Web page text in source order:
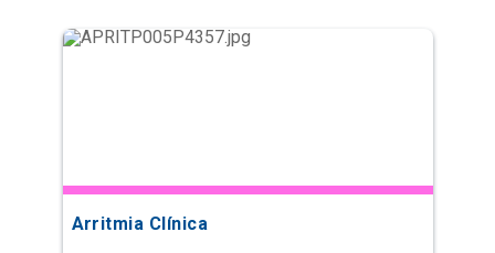
Arritmia Clínica